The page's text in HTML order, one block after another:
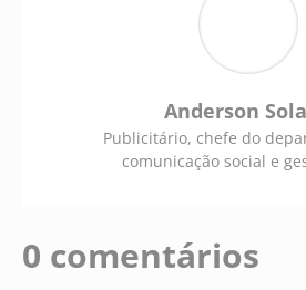
Publicitário, chefe do
comunicação social e
Anderson
0 comentários